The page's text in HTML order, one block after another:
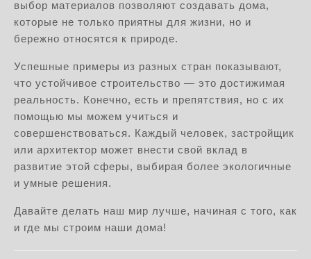
выбор материалов позволяют создавать дома,
которые не только приятны для жизни, но и
бережно относятся к природе.
Успешные примеры из разных стран показывают,
что устойчивое строительство — это достижимая
реальность. Конечно, есть и препятствия, но с их
помощью мы можем учиться и
совершенствоваться. Каждый человек, застройщик
или архитектор может внести свой вклад в
развитие этой сферы, выбирая более экологичные
и умные решения.
Давайте делать наш мир лучше, начиная с того, как
и где мы строим наши дома!